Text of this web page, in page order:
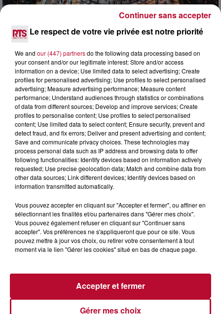
6 août 2026
NÎMES : « LE RÊVE DU GLADIATEUR » INVESTIT
LES ARÈNES CES 3...
Après un franc succès l'été dernier, le spectacle « Le Rêve
du gladiateur » revient illuminer l'amphithéâtre romain les 6,
7 et 8 août. Une fresque nocturne...
4 août 2026
Le respect de votre vie privée est notre priorité
We and our (447) partnersdo the following data processing based on
your consent and/or our legitimate interest: Store and/or access
information on a device; Use limited data to select advertising; Create
profiles for personalised advertising; Use profiles to select personalised
advertising; Measure advertising performance; Measure content
performance; Understand audiences through statistics or combinations
of data from different sources; Develop and improve services; Create
profiles to personalise content; Use profiles to select personalised
content; Use limited data to select content; Ensure security, prevent and
detect fraud, and fix errors; Deliver and present advertising and content;
Save and communicate privacy choices. These technologies may
process personal data such as IP address and browsing data to offer
following functionalities: Identify devices based on information actively
requested; Use precise geolocation data; Match and combine data from
other data sources; Link different devices; Identify devices based on
information transmitted automatically.
Vous pouvez accepter en cliquant sur "Accepter et fermer", ou affiner en
sélectionnant les finalités et/ou partenaires dans "Gérer mes choix".
Vous pouvez également refuser en cliquant sur "Continuer sans
accepter". Vos préférences ne s'appliqueront que pour ce site. Vous
pouvez mettre à jour vos choix, ou retirer votre consentement à tout
moment via le lien "Gérer les cookies" situé en bas de chaque page.
Gérer mes choix
Accepter et fermer
Continuer sans accepter